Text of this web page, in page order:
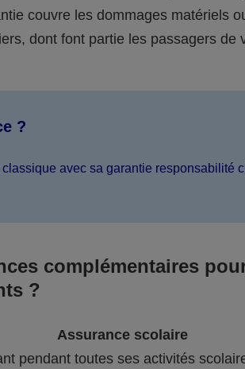
couvre les dommages matériels
dont font partie les passagers de
?
avec sa garantie responsabilité
complémentaires
?
Assurance scolaire
pendant toutes ses activités